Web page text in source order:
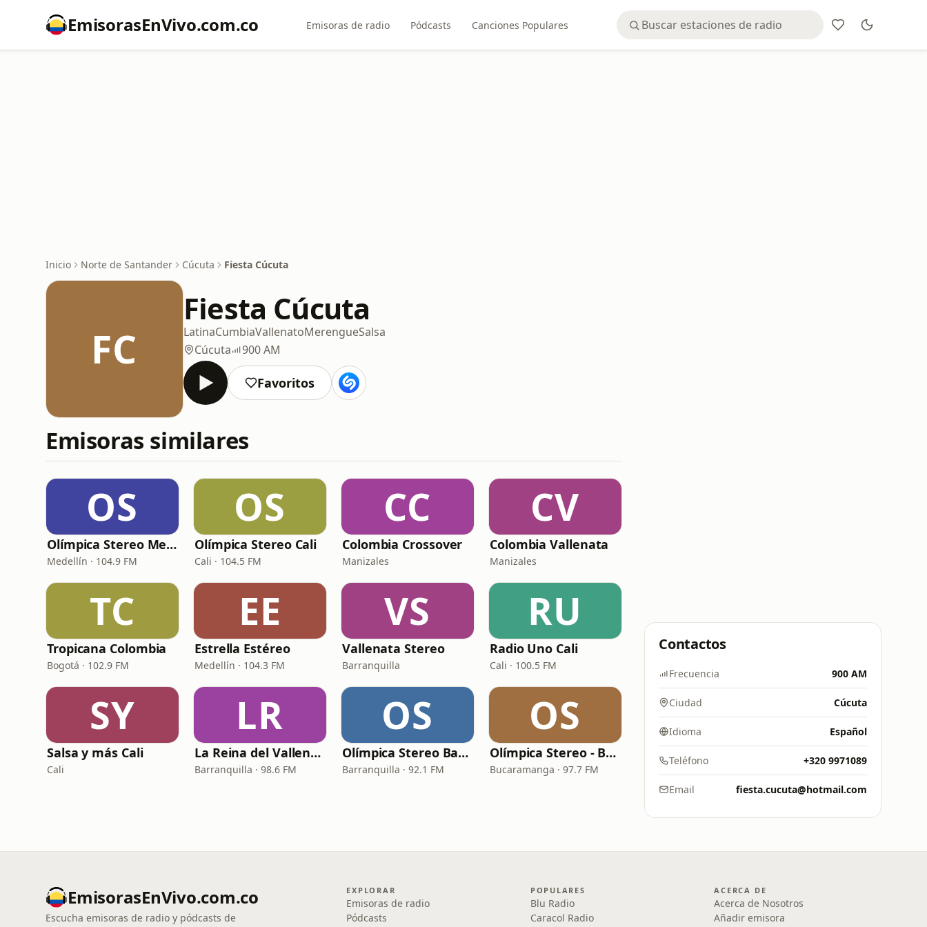
EmisorasEnVivo.com.co Emisoras de radio Pódcasts Canciones Populares
Inicio Norte de Santander Cúcuta Fiesta Cúcuta
FC
Fiesta Cúcuta
LatinaCumbiaVallenatoMerengueSalsa
Cúcuta
900 AM
Favoritos
Emisoras similares
OS
Olímpica Stereo Medellín
Medellín · 104.9 FM
OS
Olímpica Stereo Cali
Cali · 104.5 FM
CC
Colombia Crossover
Manizales
CV
Colombia Vallenata
Manizales
TC
Tropicana Colombia
Bogotá · 102.9 FM
EE
Estrella Estéreo
Medellín · 104.3 FM
VS
Vallenata Stereo
Barranquilla
RU
Radio Uno Cali
Cali · 100.5 FM
SY
Salsa y más Cali
Cali
LR
La Reina del Vallenato
Barranquilla · 98.6 FM
OS
Olímpica Stereo Barranquilla
Barranquilla · 92.1 FM
OS
Olímpica Stereo - Bucaramanga
Bucaramanga · 97.7 FM
Contactos
Frecuencia 900 AM
Ciudad Cúcuta
Idioma Español
Teléfono +320 9971089
Email fiesta.cucuta@hotmail.com
EmisorasEnVivo.com.co
Escucha emisoras de radio y pódcasts de
EXPLORAR
Emisoras de radio
Pódcasts
POPULARES
Blu Radio
Caracol Radio
ACERCA DE
Acerca de Nosotros
Añadir emisora